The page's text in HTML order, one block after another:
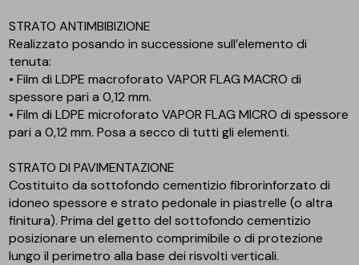
STRATO ANTIMBIBIZIONE
Realizzato posando in successione sull’elemento di
tenuta:
• Film di LDPE macroforato VAPOR FLAG MACRO di
spessore pari a 0,12 mm.
• Film di LDPE microforato VAPOR FLAG MICRO di spessore
pari a 0,12 mm. Posa a secco di tutti gli elementi.
STRATO DI PAVIMENTAZIONE
Costituito da sottofondo cementizio fibrorinforzato di
idoneo spessore e strato pedonale in piastrelle (o altra
finitura). Prima del getto del sottofondo cementizio
posizionare un elemento comprimibile o di protezione
lungo il perimetro alla base dei risvolti verticali.